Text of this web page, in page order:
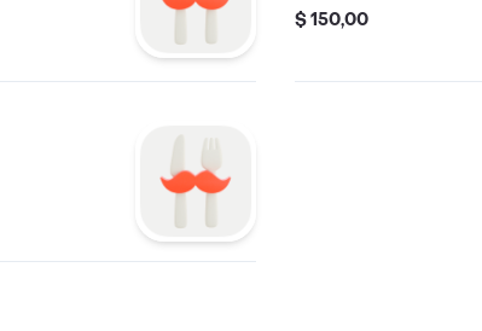
$ 150,00